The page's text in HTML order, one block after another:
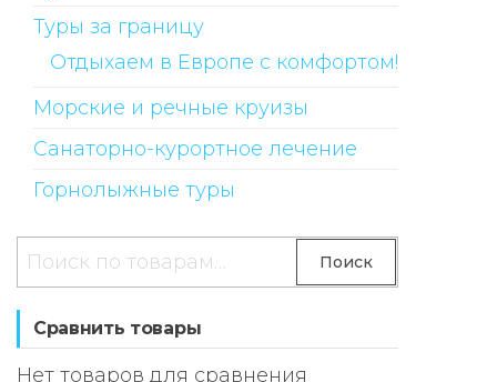
Туры за границу
Отдыхаем в Европе с комфортом!
Морские и речные круизы
Санаторно-курортное лечение
Горнолыжные туры
Искать: Поиск
Сравнить товары
Нет товаров для сравнения